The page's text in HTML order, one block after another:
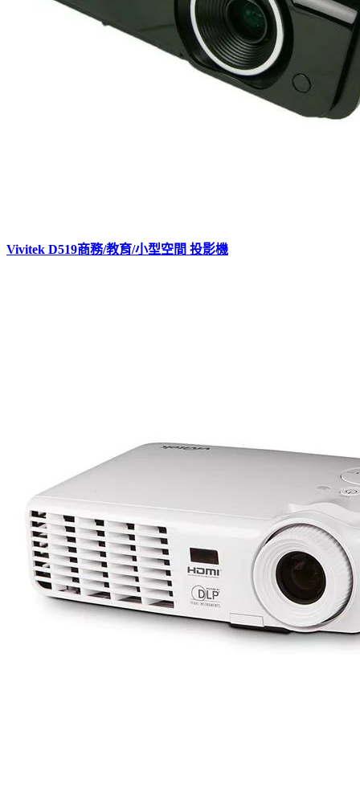
Vivitek D519商務/教育/小型空間 投影機